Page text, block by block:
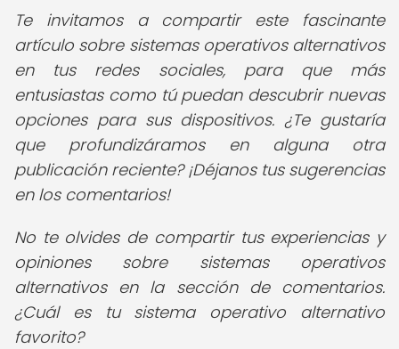
Te invitamos a compartir este fascinante
artículo sobre sistemas operativos alternativos
en tus redes sociales, para que más
entusiastas como tú puedan descubrir nuevas
opciones para sus dispositivos. ¿Te gustaría
que profundizáramos en alguna otra
publicación reciente? ¡Déjanos tus sugerencias
en los comentarios!
No te olvides de compartir tus experiencias y
opiniones sobre sistemas operativos
alternativos en la sección de comentarios.
¿Cuál es tu sistema operativo alternativo
favorito?